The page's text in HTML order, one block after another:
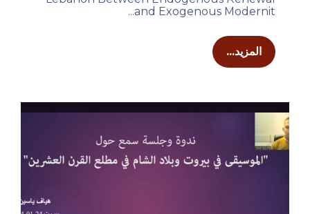
and Exogenous Modernit...
المزيد...